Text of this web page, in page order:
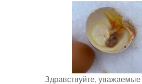
Здравствуйте, уважаемые